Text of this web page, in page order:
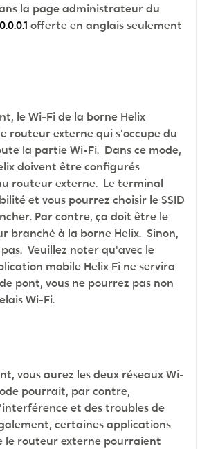
la page administrateur du
offerte en anglais seulement
le Wi-Fi de la borne Helix
routeur externe qui s'occupe du
la partie Wi-Fi. Dans ce mode,
doivent être configurés
routeur externe. Le terminal
et vous pourrez choisir le SSID
Par contre, ça doit être le
branché à la borne Helix. Sinon,
Veuillez noter qu'avec le
mobile Helix Fi ne servira
pont, vous ne pourrez pas non
Wi-Fi.
vous aurez les deux réseaux Wi-
pourrait, par contre,
et des troubles de
certaines applications
le routeur externe pourraient